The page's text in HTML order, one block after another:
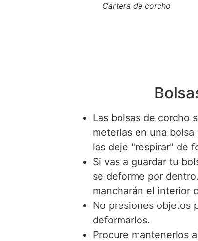
Cartera de corcho
Las bolsas de corcho
meterlas en una
las deje "respirar" de
Si vas a guardar tu
se deforme por
mancharán el interior
No presiones objetos
deformarlos.
Procure mantenerlos